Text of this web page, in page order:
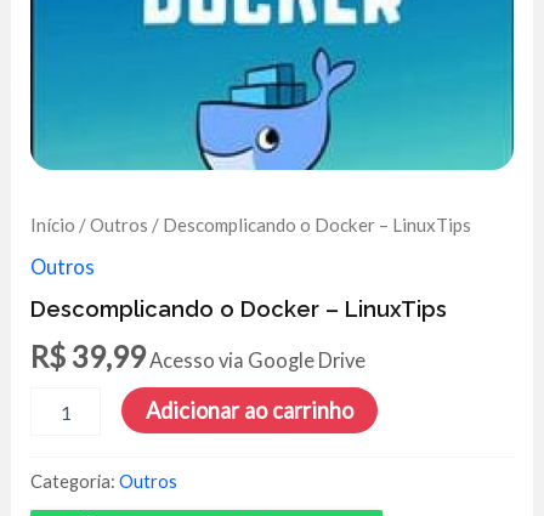
Início /Outros / Descomplicando o Docker – LinuxTips
Outros
Descomplicando o Docker – LinuxTips
R$ 39,99Acesso via Google Drive
Descomplicando
-
LinuxTips
Adicionar ao carrinho
Categoria:Outros